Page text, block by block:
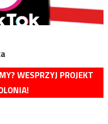
WESPRZYJ PROJEKT